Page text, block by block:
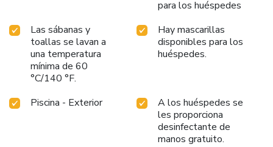
para los huéspedes
Las sábanas y
toallas se lavan a
una temperatura
mínima de 60
°C/140 °F.
Hay mascarillas
disponibles para los
huéspedes.
Piscina - Exterior
A los huéspedes se
les proporciona
desinfectante de
manos gratuito.